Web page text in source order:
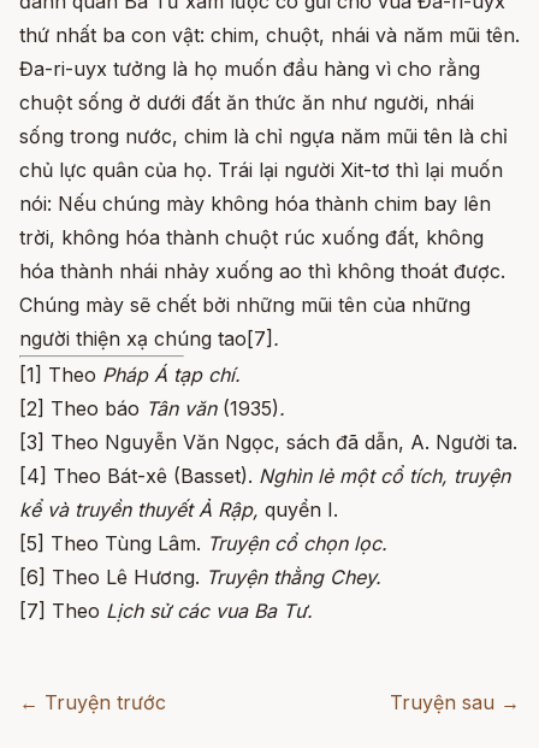
thứ nhất ba con vật: chim, chuột, nhái và năm mũi tên.
Đa-ri-uyx tưởng là họ muốn đầu hàng vì cho rằng
chuột sống ở dưới đất ăn thức ăn như người, nhái
sống trong nước, chim là chỉ ngựa năm mũi tên là chỉ
chủ lực quân của họ. Trái lại người Xit-tơ thì lại muốn
nói: Nếu chúng mày không hóa thành chim bay lên
trời, không hóa thành chuột rúc xuống đất, không
hóa thành nhái nhảy xuống ao thì không thoát được.
Chúng mày sẽ chết bởi những mũi tên của những
người thiện xạ chúng tao[7] .
[1] Theo Pháp Á tạp chí.
[2] Theo báo Tân văn (1935).
[3] Theo Nguyễn Văn Ngọc, sách đã dẫn, A. Người ta.
[4] Theo Bát-xê (Basset). Nghìn lẻ một cổ tích, truyện
kể và truyền thuyết Ả Rập, quyển I.
[5] Theo Tùng Lâm. Truyện cổ chọn lọc.
[6] Theo Lê Hương. Truyện thằng Chey.
[7] Theo Lịch sử các vua Ba Tư.
← Truyện trước Truyện sau →